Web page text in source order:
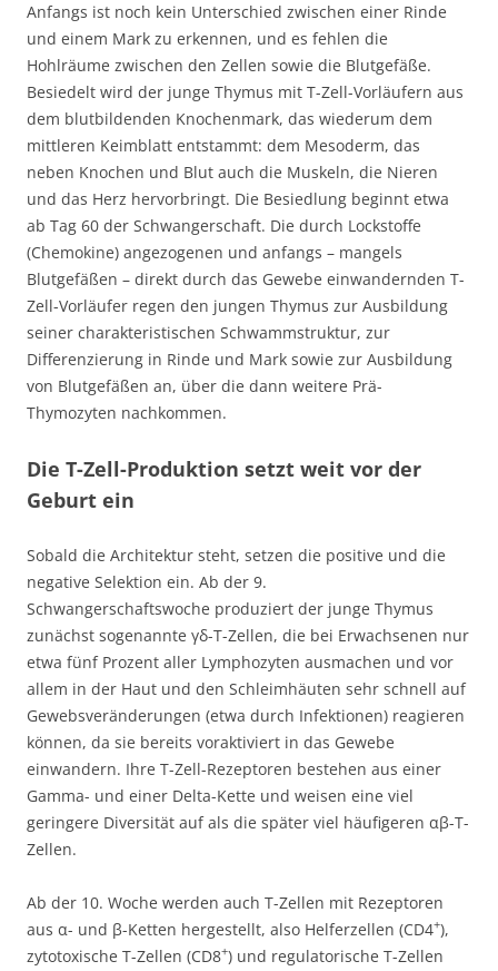
Anfangs ist noch kein Unterschied zwischen einer Rinde
und einem Mark zu erkennen, und es fehlen die
Hohlräume zwischen den Zellen sowie die Blutgefäße.
Besiedelt wird der junge Thymus mit T-Zell-Vorläufern aus
dem blutbildenden Knochenmark, das wiederum dem
mittleren Keimblatt entstammt: dem Mesoderm, das
neben Knochen und Blut auch die Muskeln, die Nieren
und das Herz hervorbringt. Die Besiedlung beginnt etwa
ab Tag 60 der Schwangerschaft. Die durch Lockstoffe
(Chemokine) angezogenen und anfangs – mangels
Blutgefäßen – direkt durch das Gewebe einwandernden T-
Zell-Vorläufer regen den jungen Thymus zur Ausbildung
seiner charakteristischen Schwammstruktur, zur
Differenzierung in Rinde und Mark sowie zur Ausbildung
von Blutgefäßen an, über die dann weitere Prä-
Thymozyten nachkommen.
Die T-Zell-Produktion setzt weit vor der
Geburt ein
Sobald die Architektur steht, setzen die positive und die
negative Selektion ein. Ab der 9.
Schwangerschaftswoche produziert der junge Thymus
zunächst sogenannte γδ-T-Zellen, die bei Erwachsenen nur
etwa fünf Prozent aller Lymphozyten ausmachen und vor
allem in der Haut und den Schleimhäuten sehr schnell auf
Gewebsveränderungen (etwa durch Infektionen) reagieren
können, da sie bereits voraktiviert in das Gewebe
einwandern. Ihre T-Zell-Rezeptoren bestehen aus einer
Gamma- und einer Delta-Kette und weisen eine viel
geringere Diversität auf als die später viel häufigeren αβ-T-
Zellen.
Ab der 10. Woche werden auch T-Zellen mit Rezeptoren
aus α- und β-Ketten hergestellt, also Helferzellen (CD4+),
zytotoxische T-Zellen (CD8+) und regulatorische T-Zellen